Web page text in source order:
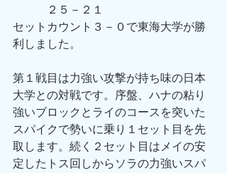
２５－２１
セットカウント３－０で東海大学が勝
利しました。
第１戦目は力強い攻撃が持ち味の日本
大学との対戦です。序盤、ハナの粘り
強いブロックとライのコースを突いた
スパイクで勢いに乗り１セット目を先
取します。続く２セット目はメイの安
定したトス回しからソラの力強いスパ